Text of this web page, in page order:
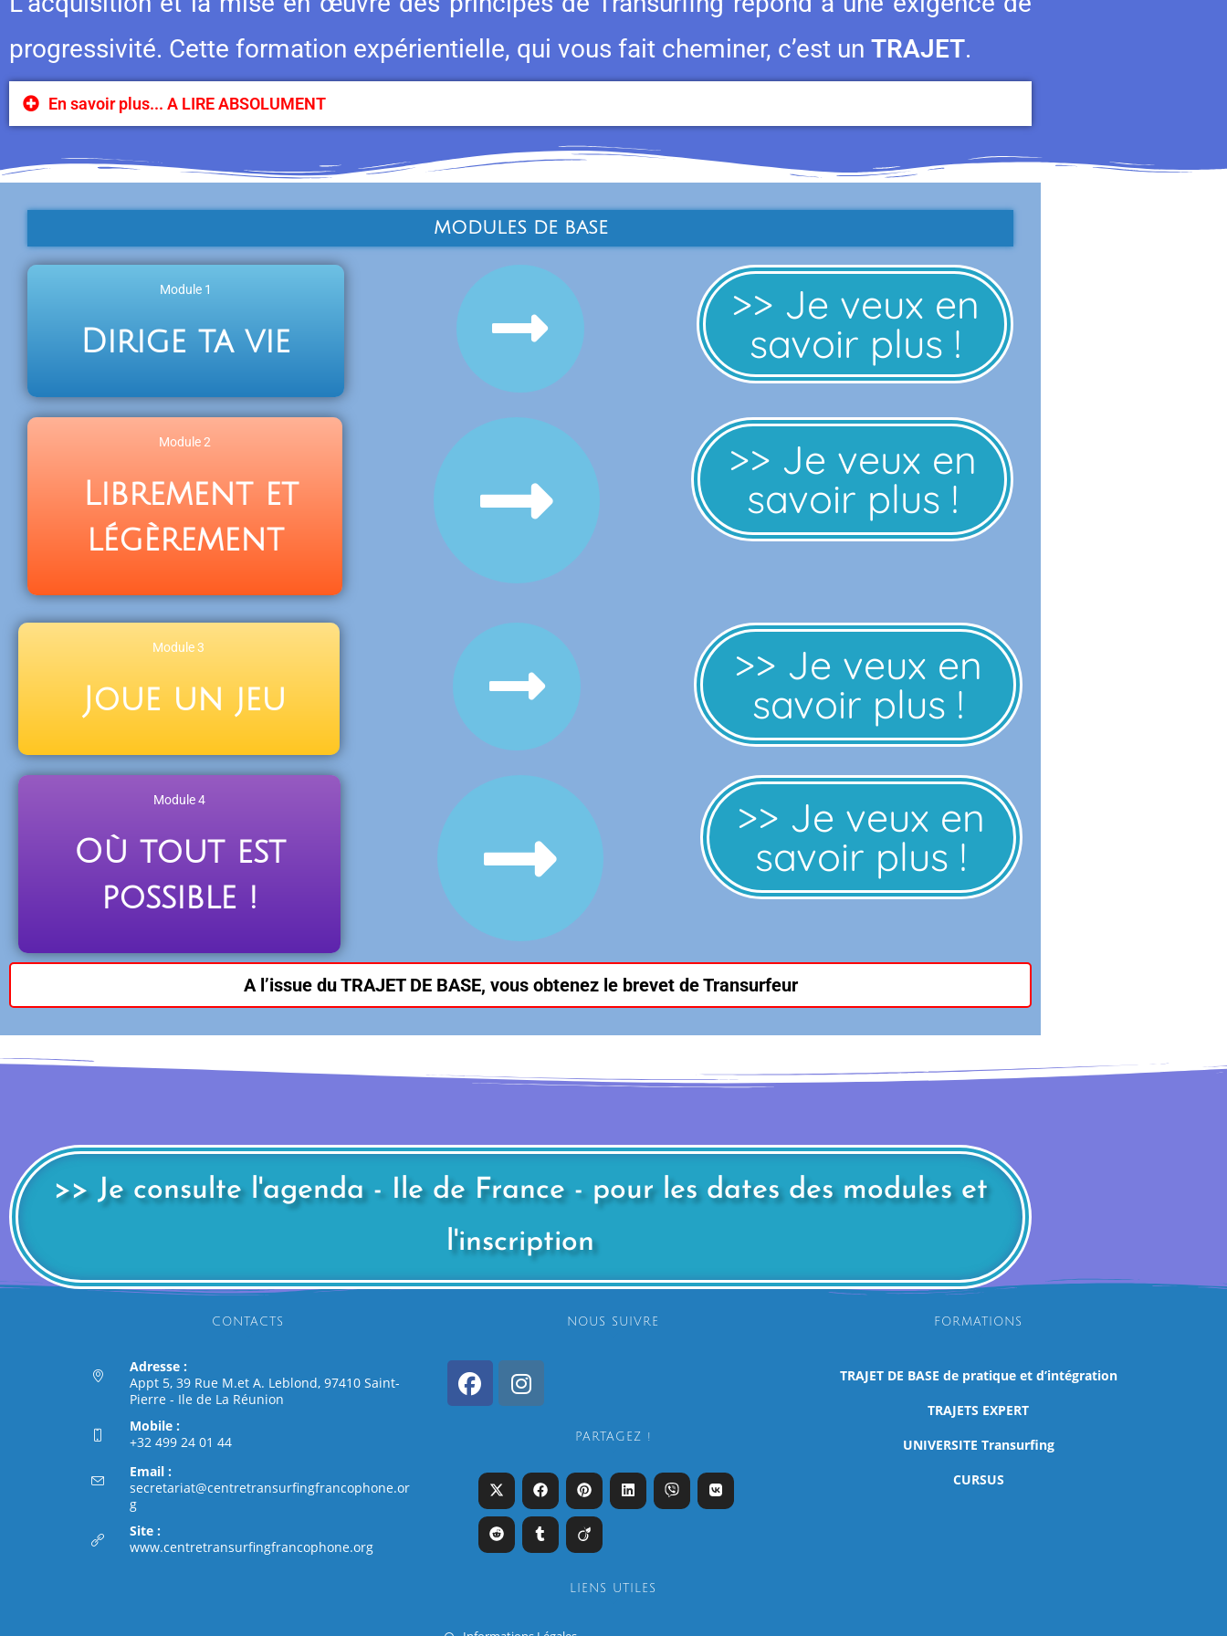
progressivité. Cette formation expérientielle, qui vous fait cheminer, c’est un TRAJET.
En savoir plus... A LIRE ABSOLUMENT
MODULES DE BASE
Module 1
Dirige ta vie
>> Je veux en
savoir plus !
Module 2
Librement et
légèrement
>> Je veux en
savoir plus !
Module 3
Joue un jeu
>> Je veux en
savoir plus !
Module 4
Où tout est
possible !
>> Je veux en
savoir plus !
A l’issue du TRAJET DE BASE, vous obtenez le brevet de Transurfeur
>> Je consulte l'agenda - Ile de France - pour les dates des modules et
l'inscription
CONTACTS
Adresse :
Appt 5, 39 Rue M.et A. Leblond, 97410 Saint-
Pierre - Ile de La Réunion
Mobile :
+32 499 24 01 44
Email :
secretariat@centretransurfingfrancophone.or
g
Site :
www.centretransurfingfrancophone.org
NOUS SUIVRE
PARTAGEZ !
LIENS UTILES
FORMATIONS
TRAJET DE BASE de pratique et d’intégration
TRAJETS EXPERT
UNIVERSITE Transurfing
CURSUS